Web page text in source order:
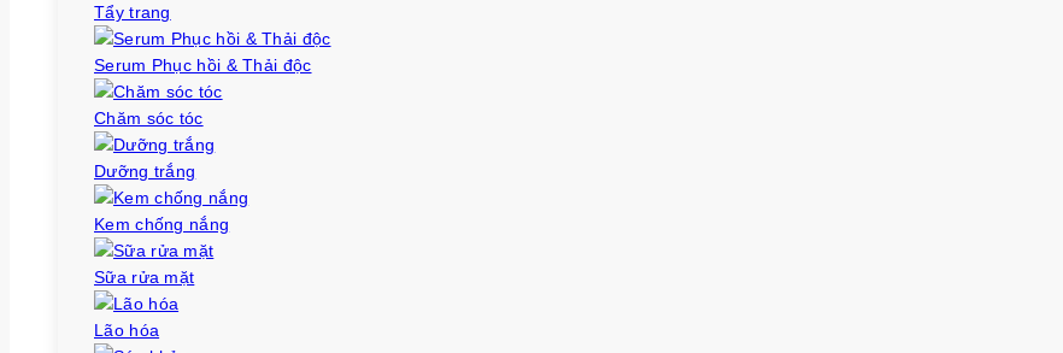
Tẩy trang
Serum Phục hồi & Thải độc
Chăm sóc tóc
Dưỡng trắng
Kem chống nắng
Sữa rửa mặt
Lão hóa